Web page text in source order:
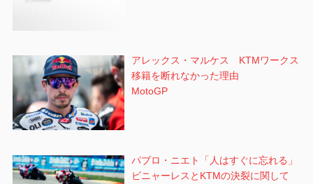
アレックス・マルケス KTMワークス
移籍を断れなかった理由
MotoGP
パブロ・ニエト「人はすぐに忘れる」
ビニャーレスとKTMの決裂に関して